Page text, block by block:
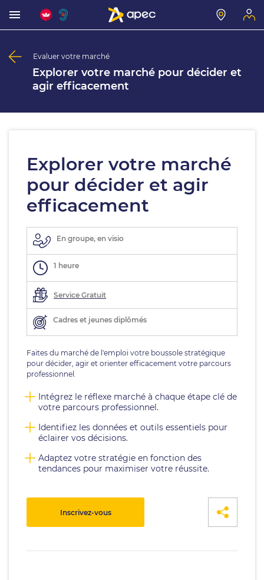
Evaluer votre marché
Explorer votre marché pour décider et
agir efficacement
Explorer votre marché
pour décider et agir
efficacement
En groupe, en visio
1 heure
Service Gratuit
Cadres et jeunes diplômés
Faites du marché de l'emploi votre boussole stratégique
pour décider, agir et orienter efficacement votre parcours
professionnel.
Intégrez le réflexe marché à chaque étape clé de
votre parcours professionnel.
Identifiez les données et outils essentiels pour
éclairer vos décisions.
Adaptez votre stratégie en fonction des
tendances pour maximiser votre réussite.
Inscrivez-vous